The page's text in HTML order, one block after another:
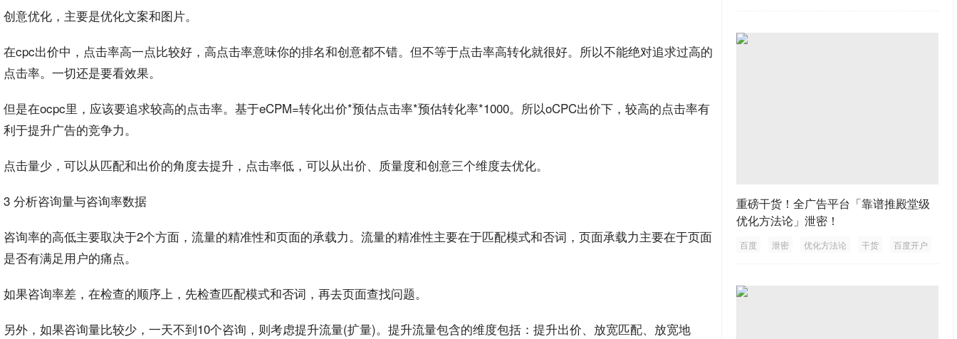
创意优化，主要是优化文案和图片。
在cpc出价中，点击率高一点比较好， 高点击率意味你的排名和创意都不错。但不等于点击率高转化就很好。所以不能绝对追求过高的
点击率。一切还是要看效果。
但是在ocpc里，应该要追求较高的点击率。基于eCPM=转化出价*预估点击率*预估转化率*1000。所以oCPC出价下，较高的点击率有
利于提升广告的竞争力。
点击量少，可以从匹配和出价的角度去提升， 点击率低，可以从出价、质量度和创意三个维度去优化。
3 分析咨询量与咨询率数据
咨询率的高低主要取决于2个方面，流量的精准性和页面的承载力。流量的精准性主要在于匹配模式和否词，页面承载力主要在于页面
是否有满足用户的痛点。
如果咨询率差，在检查的顺序上，先检查匹配模式和否词，再去页面查找问题。
另外，如果咨询量比较少，一天不到10个咨询，则考虑提升流量(扩量)。提升流量包含的维度包括：提升出价、放宽匹配、放宽地
重磅干货！全广告平台「靠谱推殿堂级
优化方法论」泄密！
百度 泄密 优化方法论 干货 百度开户